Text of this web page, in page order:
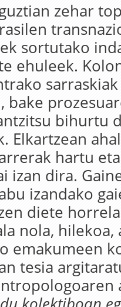
zehar
sortutako
ehuleek.
sarraskiak
bake
bihurtu
Elkartzean
hartu
izan dira.
izandako
diete
nola, hilekoa,
emakumeen
tesia